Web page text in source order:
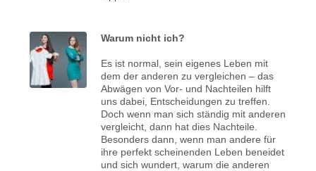
Warum nicht ich?
Es ist normal, sein eigenes Leben mit
dem der anderen zu vergleichen – das
Abwägen von Vor- und Nachteilen hilft
uns dabei, Entscheidungen zu treffen.
Doch wenn man sich ständig mit anderen
vergleicht, dann hat dies Nachteile.
Besonders dann, wenn man andere für
ihre perfekt scheinenden Leben beneidet
und sich wundert, warum die anderen